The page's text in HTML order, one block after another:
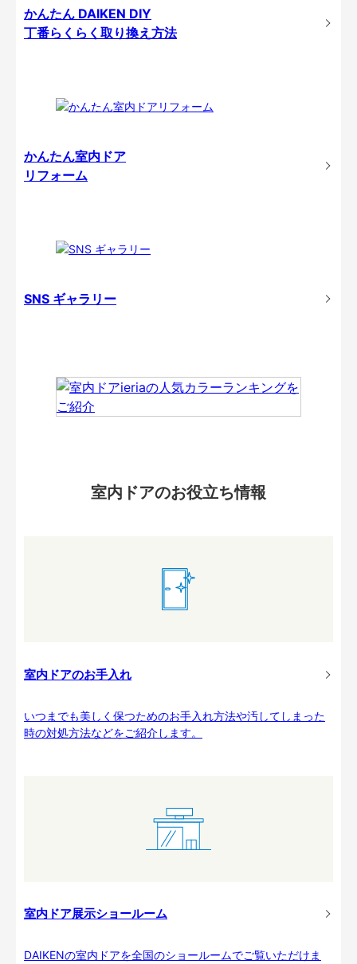
かんたん DAIKEN DIY
丁番らくらく取り換え方法
かんたん室内ドア
リフォーム
SNS ギャラリー
室内ドアのお役立ち情報
室内ドアのお手入れ
いつまでも美しく保つためのお手入れ方法や汚してしまった
時の対処方法などをご紹介します。
室内ドア展示ショールーム
DAIKENの室内ドアを全国のショールームでご覧いただけま